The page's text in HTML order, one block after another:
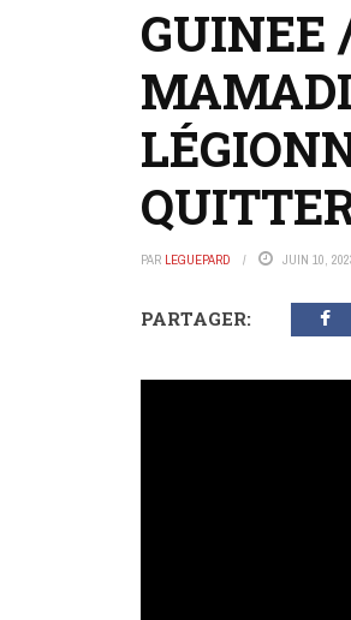
GUINEE
PAR LEGUEPARD JUIN 10,
PARTAGER: